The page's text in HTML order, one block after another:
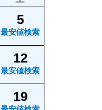
5
最安値検索
12
最安値検索
19